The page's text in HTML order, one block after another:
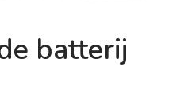
batterij